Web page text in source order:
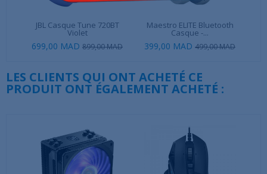
JBL Casque Tune 720BT
Violet
699,00 MAD 899,00 MAD
Maestro ELITE Bluetooth
Casque -...
399,00 MAD 499,00 MAD
LES CLIENTS QUI ONT ACHETÉ CE
PRODUIT ONT ÉGALEMENT ACHETÉ :